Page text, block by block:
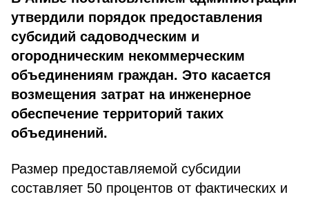
утвердили порядок предоставления
субсидий садоводческим и
огородническим некоммерческим
объединениям граждан. Это касается
возмещения затрат на инженерное
обеспечение территорий таких
объединений.
Размер предоставляемой субсидии
составляет 50 процентов от фактических и